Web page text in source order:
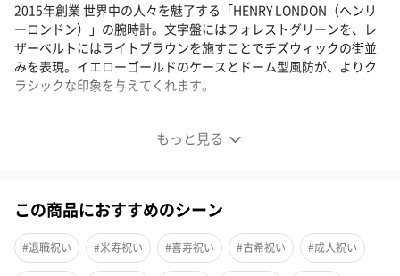
もっと見る
2015年創業 世界中の人々を魅了する「HENRY LONDON（ヘンリ
ーロンドン）」の腕時計。文字盤にはフォレストグリーンを、レ
ザーベルトにはライトブラウンを施すことでチズウィックの街並
みを表現。イエローゴールドのケースとドーム型風防が、よりク
ラシックな印象を与えてくれます。
HERITAGE SIGNATURE（HL34-AS-0456）
この商品におすすめのシーン
#退職祝い #米寿祝い #喜寿祝い #古希祝い #成人祝い